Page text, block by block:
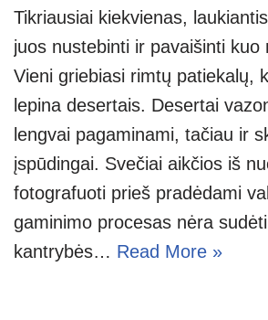
Tikriausiai kiekvienas,
juos nustebinti ir pavaišinti kuo
Vieni griebiasi rimtų patiekalų,
lepina desertais. Desertai
lengvai pagaminami, tačiau ir
įspūdingai. Svečiai aikčios iš
fotografuoti prieš pradėdami
gaminimo procesas nėra
kantrybės… Read More »